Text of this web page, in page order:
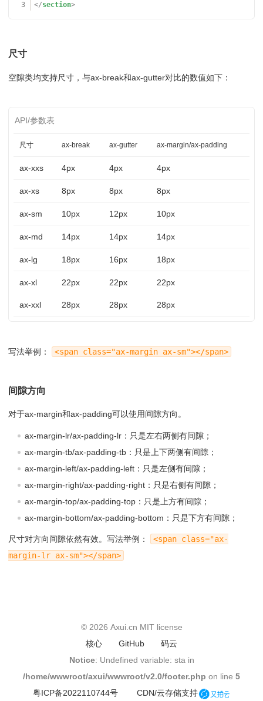
3
</section>
尺寸
空隙类均支持尺寸，与ax-break和ax-gutter对比的数值如下：
尺寸 ax-break ax-gutter ax-margin/ax-padding
ax-xxs 4px 4px 4px
ax-xs 8px 8px 8px
ax-sm 10px 12px 10px
ax-md 14px 14px 14px
ax-lg 18px 16px 18px
ax-xl 22px 22px 22px
ax-xxl 28px 28px 28px
写法举例： <span class="ax-margin ax-sm"></span>
间隙方向
对于ax-margin和ax-padding可以使用间隙方向。
ax-margin-lr/ax-padding-lr：只是左右两侧有间隙；
ax-margin-tb/ax-padding-tb：只是上下两侧有间隙；
ax-margin-left/ax-padding-left：只是左侧有间隙；
ax-margin-right/ax-padding-right：只是右侧有间隙；
ax-margin-top/ax-padding-top：只是上方有间隙；
ax-margin-bottom/ax-padding-bottom：只是下方有间隙；
尺寸对方向间隙依然有效。写法举例：
<span class="ax-
margin-lr ax-sm"></span>
© 2026 Axui.cn MIT license
核心
GitHub
码云
Notice: Undefined variable: sta in
/home/wwwroot/axui/wwwroot/v2.0/footer.php on line 5
粤ICP备2022110744号
CDN/云存储支持